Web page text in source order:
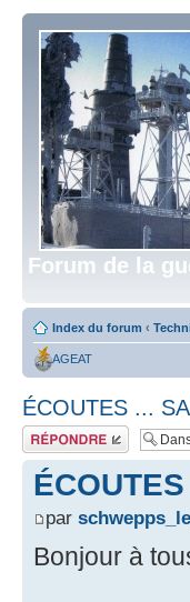
Forum de la
Index du forum ‹
AGEAT
ÉCOUTES ...
Répondre
par
Bonjour à